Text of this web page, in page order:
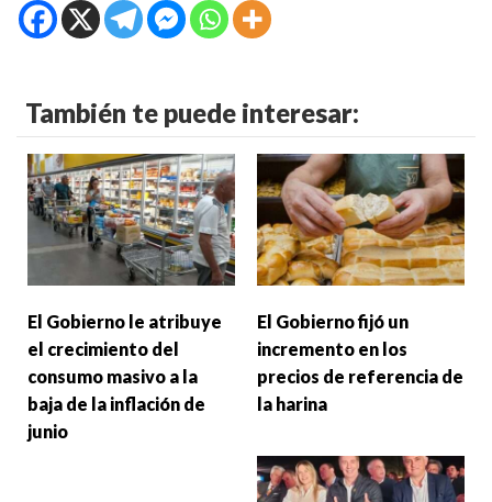
También te puede interesar:
El Gobierno le atribuye
el crecimiento del
consumo masivo a la
baja de la inflación de
junio
El Gobierno fijó un
incremento en los
precios de referencia de
la harina